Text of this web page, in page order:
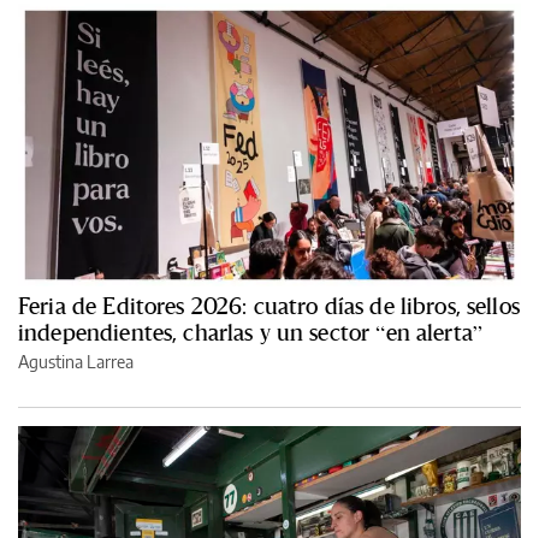
Feria de Editores 2026: cuatro días de libros, sellos
independientes, charlas y un sector “en alerta”
Agustina Larrea